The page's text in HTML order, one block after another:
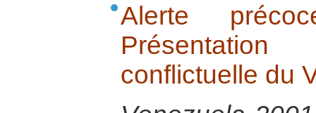
Alerte
conflictuelle du